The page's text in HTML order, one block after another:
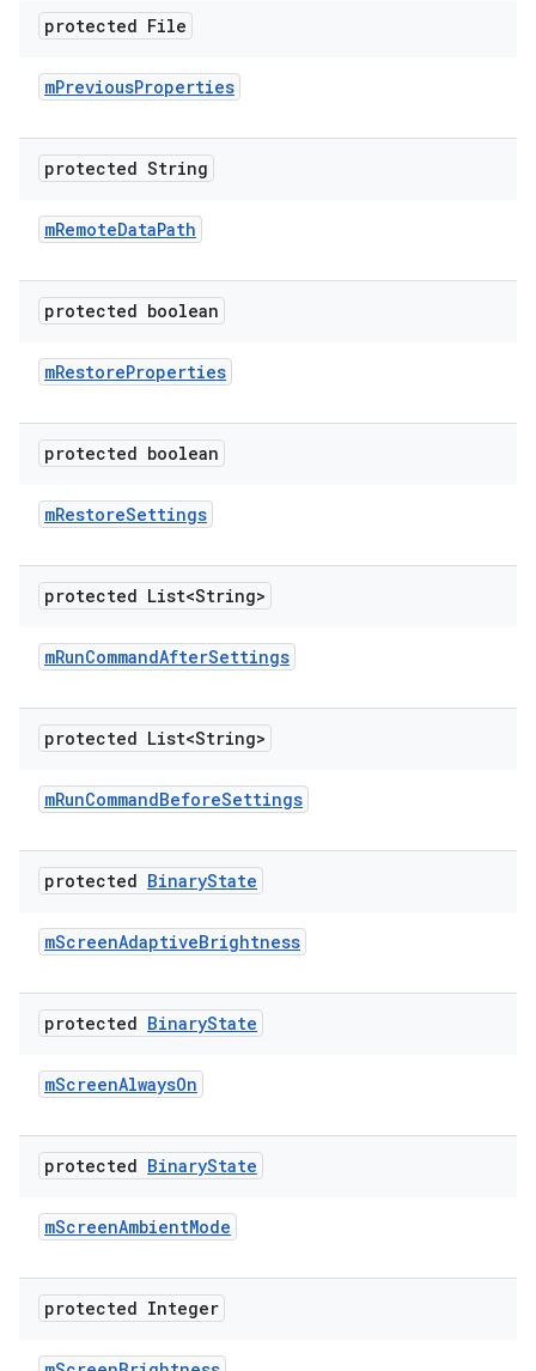
protected File
mPreviousProperties
protected String
mRemoteDataPath
protected boolean
mRestoreProperties
protected boolean
mRestoreSettings
protected List<String>
mRunCommandAfterSettings
protected List<String>
mRunCommandBeforeSettings
protected BinaryState
mScreenAdaptiveBrightness
protected BinaryState
mScreenAlwaysOn
protected BinaryState
mScreenAmbientMode
protected Integer